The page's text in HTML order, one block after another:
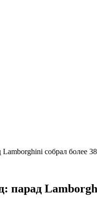
собрал более
парад